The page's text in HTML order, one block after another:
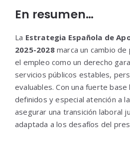
En resumen…
La Estrategia Española de
2025-2028marca un cambio de
el empleo como un derecho
servicios públicos estables,
evaluables. Con una fuerte
definidos y especial atención a
asegurar una transición laboral
adaptada a los desafíos del